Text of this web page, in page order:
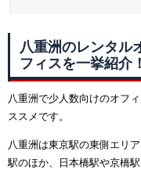
八重洲のレンタル
フィスを一挙紹介！
八重洲で少人数向けのオフ
ススメです。
八重洲は東京駅の東側エリ
駅のほか、日本橋駅や京橋